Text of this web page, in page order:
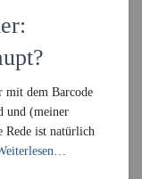
mit dem Barcode
und (meiner
Rede ist natürlich